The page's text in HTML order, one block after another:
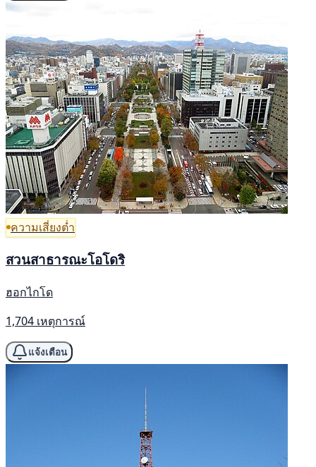
ความเสี่ยงต่ำ
สวนสาธารณะโอโดริ
ฮอกไกโด
1,704 เหตุการณ์
แจ้งเตือน